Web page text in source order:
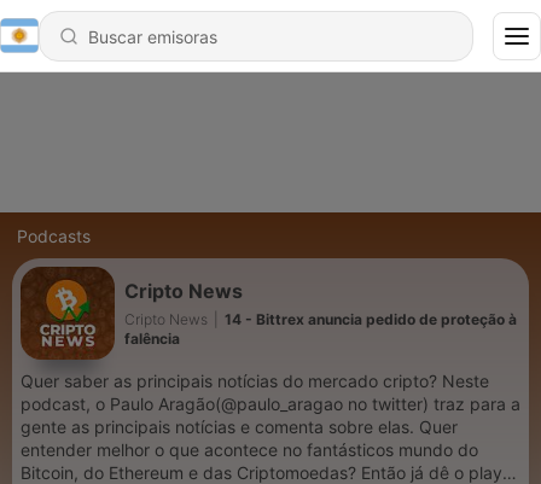
Podcasts
Cripto News
Cripto News
14 - Bittrex anuncia pedido de proteção à
falência
Quer saber as principais notícias do mercado cripto? Neste
podcast, o Paulo Aragão(@paulo_aragao no twitter) traz para a
gente as principais notícias e comenta sobre elas. Quer
entender melhor o que acontece no fantásticos mundo do
Bitcoin, do Ethereum e das Criptomoedas? Então já dê o play e